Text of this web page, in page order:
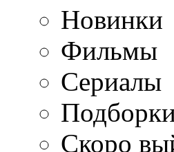
Новинки
Фильмы
Сериалы
Скоро